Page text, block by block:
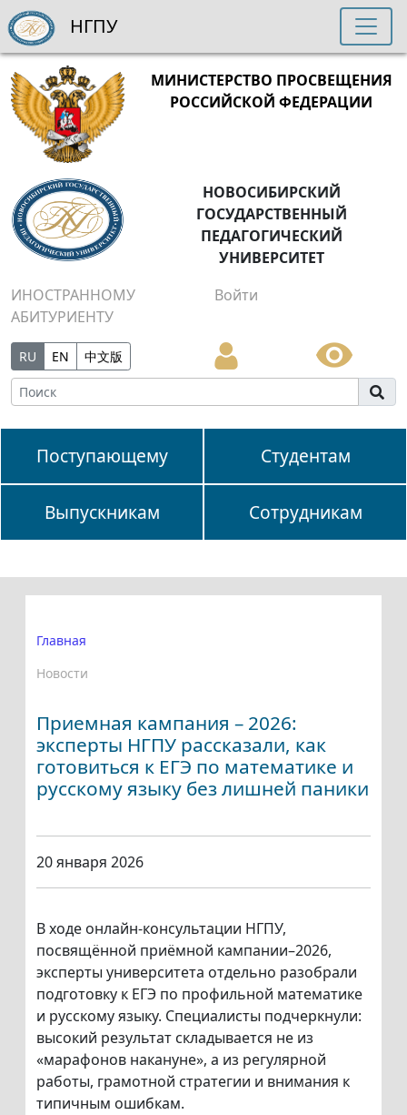
МИНИСТЕРСТВО ПРОСВЕЩЕНИЯ
РОССИЙСКОЙ ФЕДЕРАЦИИ
НОВОСИБИРСКИЙ
ГОСУДАРСТВЕННЫЙ
ПЕДАГОГИЧЕСКИЙ
УНИВЕРСИТЕТ
ИНОСТРАННОМУ
АБИТУРИЕНТУ
Войти
RU EN 中文版
Поступающему Студентам
Выпускникам Сотрудникам
НГПУ
Главная
Новости
Приемная кампания – 2026:
эксперты НГПУ рассказали, как
готовиться к ЕГЭ по математике и
русскому языку без лишней паники
20 января 2026
В ходе онлайн-консультации НГПУ,
посвящённой приёмной кампании–2026,
эксперты университета отдельно разобрали
подготовку к ЕГЭ по профильной математике
и русскому языку. Специалисты подчеркнули:
высокий результат складывается не из
«марафонов накануне», а из регулярной
работы, грамотной стратегии и внимания к
типичным ошибкам.